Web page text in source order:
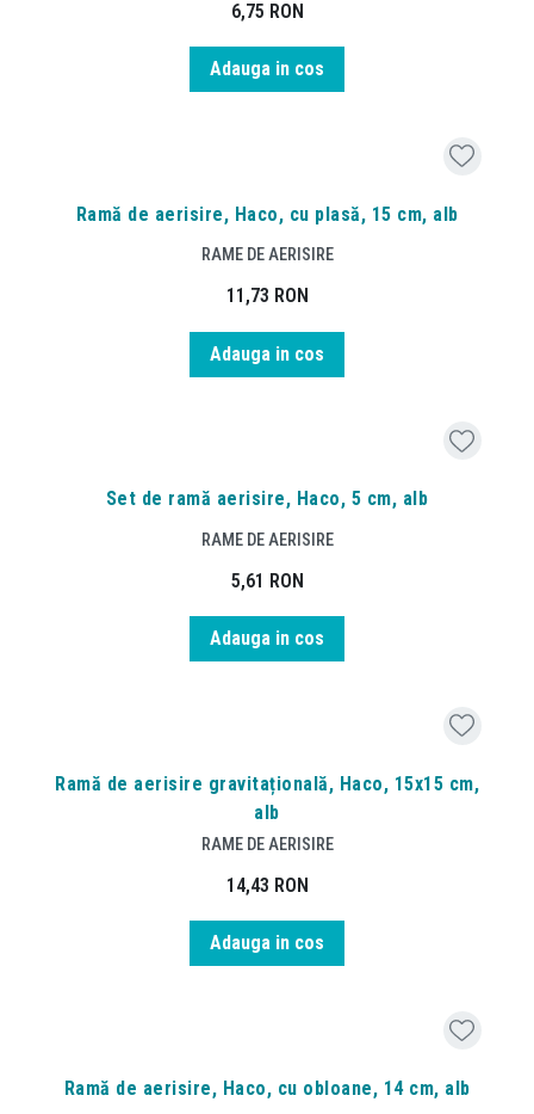
6,75 RON
Adauga in cos
Ramă de aerisire, Haco, cu plasă, 15 cm, alb
RAME DE AERISIRE
11,73 RON
Adauga in cos
Set de ramă aerisire, Haco, 5 cm, alb
RAME DE AERISIRE
5,61 RON
Adauga in cos
Ramă de aerisire gravitațională, Haco, 15x15 cm,
alb
RAME DE AERISIRE
14,43 RON
Adauga in cos
Ramă de aerisire, Haco, cu obloane, 14 cm, alb